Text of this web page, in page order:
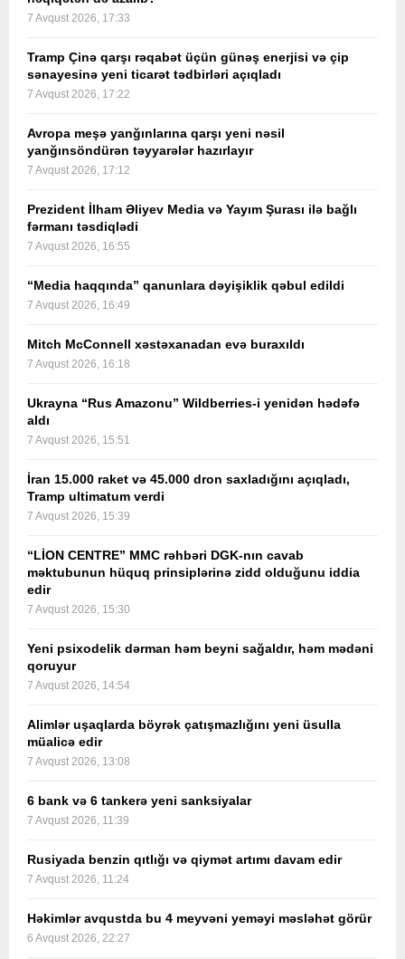
7 Avqust 2026, 17:33
Tramp Çinə qarşı rəqabət üçün günəş enerjisi və çip
sənayesinə yeni ticarət tədbirləri açıqladı
7 Avqust 2026, 17:22
Avropa meşə yanğınlarına qarşı yeni nəsil
yanğınsöndürən təyyarələr hazırlayır
7 Avqust 2026, 17:12
Prezident İlham Əliyev Media və Yayım Şurası ilə bağlı
fərmanı təsdiqlədi
7 Avqust 2026, 16:55
“Media haqqında” qanunlara dəyişiklik qəbul edildi
7 Avqust 2026, 16:49
Mitch McConnell xəstəxanadan evə buraxıldı
7 Avqust 2026, 16:18
Ukrayna “Rus Amazonu” Wildberries-i yenidən hədəfə
aldı
7 Avqust 2026, 15:51
İran 15.000 raket və 45.000 dron saxladığını açıqladı,
Tramp ultimatum verdi
7 Avqust 2026, 15:39
“LİON CENTRE” MMC rəhbəri DGK-nın cavab
məktubunun hüquq prinsiplərinə zidd olduğunu iddia
edir
7 Avqust 2026, 15:30
Yeni psixodelik dərman həm beyni sağaldır, həm mədəni
qoruyur
7 Avqust 2026, 14:54
Alimlər uşaqlarda böyrək çatışmazlığını yeni üsulla
müalicə edir
7 Avqust 2026, 13:08
6 bank və 6 tankerə yeni sanksiyalar
7 Avqust 2026, 11:39
Rusiyada benzin qıtlığı və qiymət artımı davam edir
7 Avqust 2026, 11:24
Həkimlər avqustda bu 4 meyvəni yeməyi məsləhət görür
6 Avqust 2026, 22:27